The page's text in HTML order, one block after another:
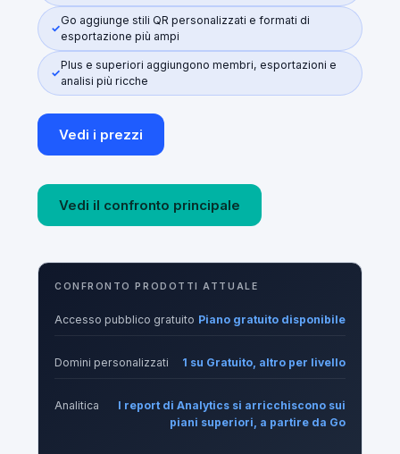
Go aggiunge stili QR personalizzati e formati di
esportazione più ampi
Plus e superiori aggiungono membri, esportazioni e
analisi più ricche
Vedi i prezzi
Vedi il confronto principale
CONFRONTO PRODOTTI ATTUALE
Accesso pubblico gratuito Piano gratuito disponibile
Domini personalizzati 1 su Gratuito, altro per livello
Analitica
I report di Analytics si arricchiscono sui
piani superiori, a partire da Go